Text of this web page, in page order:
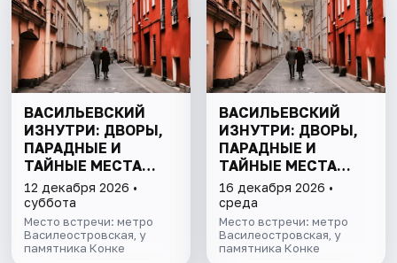
ВАСИЛЬЕВСКИЙ
ИЗНУТРИ: ДВОРЫ,
ПАРАДНЫЕ И
ТАЙНЫЕ МЕСТА
ОСТРОВА
12 декабря 2026 •
суббота
Место встречи: метро
Василеостровская, у
памятника Конке
ВАСИЛЬЕВСКИЙ
ИЗНУТРИ: ДВОРЫ,
ПАРАДНЫЕ И
ТАЙНЫЕ МЕСТА
ОСТРОВА
16 декабря 2026 •
среда
Место встречи: метро
Василеостровская, у
памятника Конке